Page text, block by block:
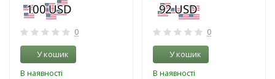
0
У кошик
В наявності
0
У кошик
В наявності